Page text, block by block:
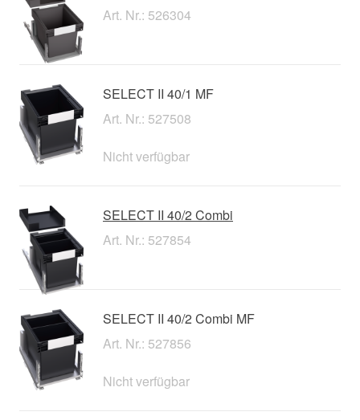
Art. Nr.: 526304
SELECT II 40/1 MF
Art. Nr.: 527508
Nicht verfügbar
SELECT II 40/2 Combi
Art. Nr.: 527854
SELECT II 40/2 Combi MF
Art. Nr.: 527856
Nicht verfügbar